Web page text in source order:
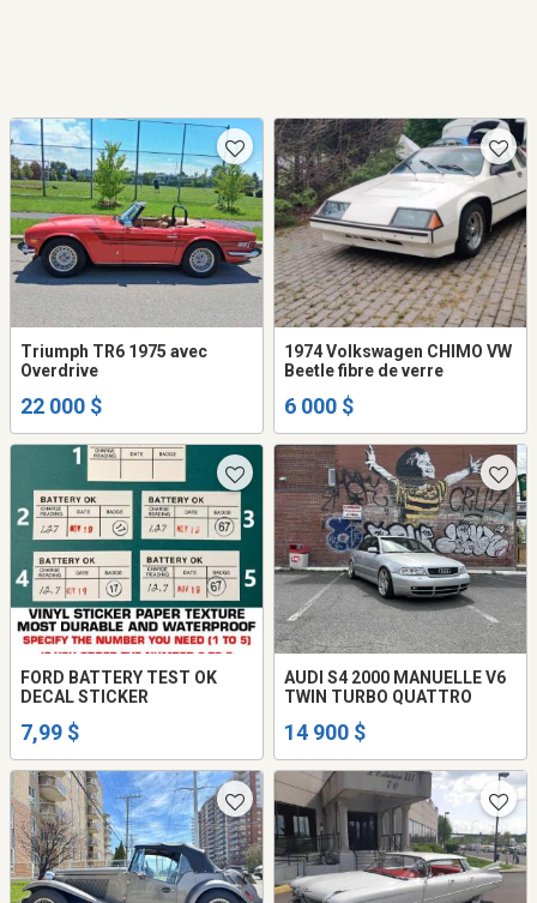
Triumph TR6 1975 avec
Overdrive
22 000 $
1974 Volkswagen CHIMO VW
Beetle fibre de verre
6 000 $
FORD BATTERY TEST OK
DECAL STICKER
7,99 $
AUDI S4 2000 MANUELLE V6
TWIN TURBO QUATTRO
14 900 $